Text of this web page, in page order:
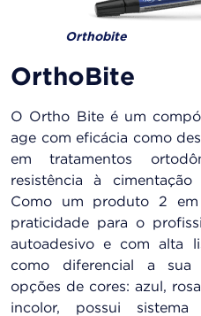
Orthobite
OrthoBite
O Ortho Bite é um
age com eficácia como
em tratamentos
resistência à
Como um produto 2
praticidade para o
autoadesivo e com alta
como diferencial a sua
opções de cores: azul,
incolor, possui